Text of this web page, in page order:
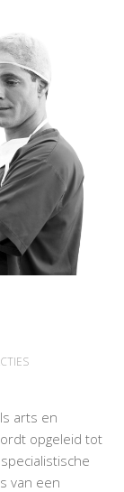
arts en
opgeleid tot
van een